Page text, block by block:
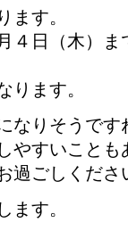
ます。
４日（木）
ります。
なりそうです
やすいこと
過ごしくださ
ます。